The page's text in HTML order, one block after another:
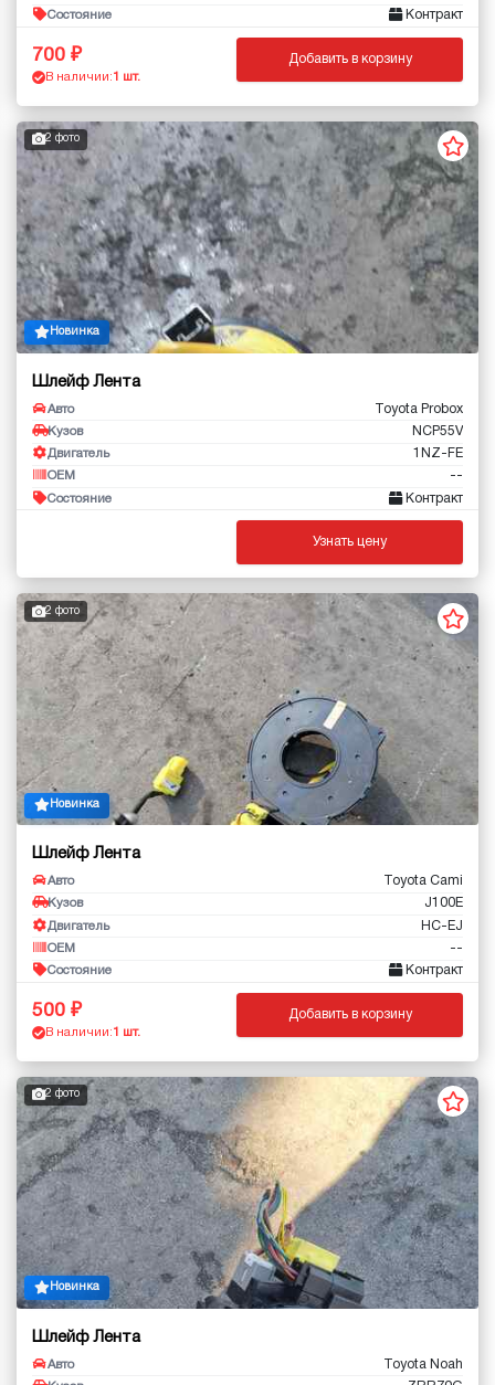
Состояние Контракт
700
В наличии: 1 шт.
Добавить в корзину
2 фото
Новинка
Шлейф Лента
Авто Toyota Probox
Кузов NCP55V
Двигатель 1NZ-FE
OEM --
Состояние Контракт
Узнать цену
2 фото
Новинка
Шлейф Лента
Авто Toyota Cami
Кузов J100E
Двигатель HC-EJ
OEM --
Состояние Контракт
500
В наличии: 1 шт.
Добавить в корзину
2 фото
Новинка
Шлейф Лента
Авто Toyota Noah